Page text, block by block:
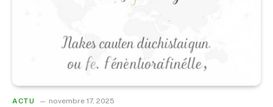
ACTU novembre 17, 2025